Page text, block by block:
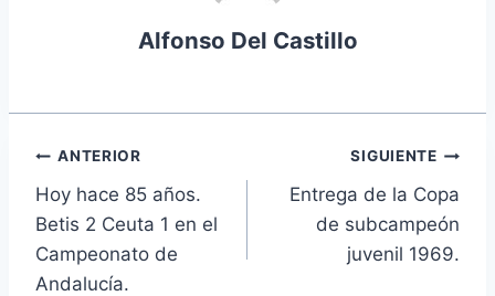
Alfonso Del Castillo
Navegación
de
entradas
ANTERIOR
Hoy hace 85 años.
Betis 2 Ceuta 1 en el
Campeonato de
Andalucía.
SIGUIENTE
Entrega de la Copa
de subcampeón
juvenil 1969.